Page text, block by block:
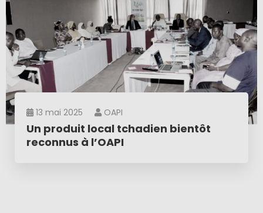
13 mai 2025 OAPI
Un produit local tchadien bientôt
reconnus à l’OAPI